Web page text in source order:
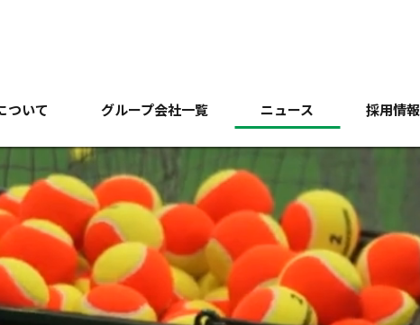
ついて グループ会社一覧 ニュース 採用情報